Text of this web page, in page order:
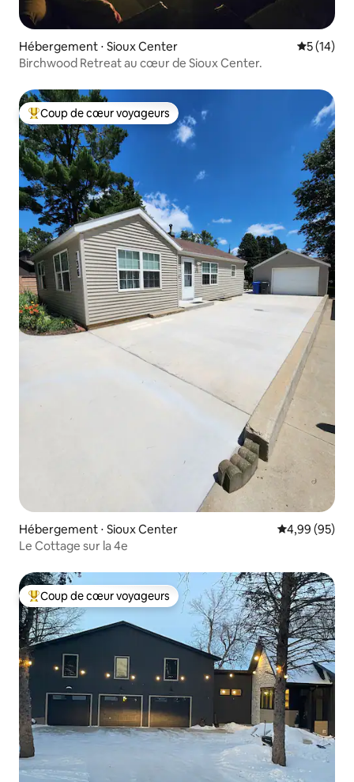
Hébergement ⋅ Sioux Center
5 (14)
Birchwood Retreat au cœur de Sioux Center.
Coups de cœur voyageurs les plus appréciés
Coup de cœur voyageurs
Hébergement ⋅ Sioux Center Évaluation
4,99 (95)
Le Cottage sur la 4e
Coups de cœur voyageurs les plus appréciés
Coup de cœur voyageurs